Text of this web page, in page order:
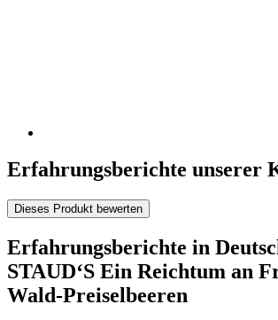
Erfahrungsberichte unserer
Dieses Produkt bewerten
Erfahrungsberichte in
STAUD‘S Ein Reichtum an
Wald-Preiselbeeren